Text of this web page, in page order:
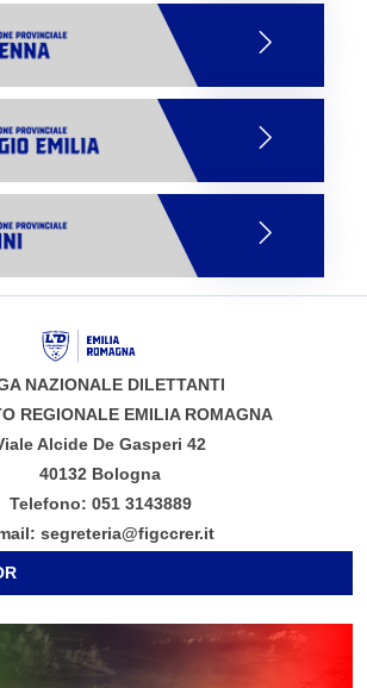
NAZIONALE DILETTANTI
REGIONALE EMILIA ROMAGNA
Alcide De Gasperi 42
40132 Bologna
Telefono: 051 3143889
segreteria@figccrer.it